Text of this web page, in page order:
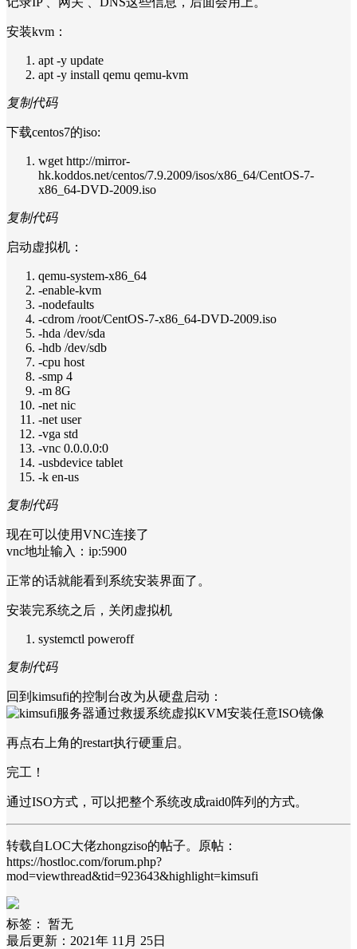
安装kvm：
apt -y update
apt -y install qemu qemu-kvm
复制代码
下载centos7的iso:
wget http://mirror-
hk.koddos.net/centos/7.9.2009/isos/x86_64/CentOS-7-
x86_64-DVD-2009.iso
复制代码
启动虚拟机：
qemu-system-x86_64
-enable-kvm
-nodefaults
-cdrom /root/CentOS-7-x86_64-DVD-2009.iso
-hda /dev/sda
-hdb /dev/sdb
-cpu host
-smp 4
-m 8G
-net nic
-net user
-vga std
-vnc 0.0.0.0:0
-usbdevice tablet
-k en-us
复制代码
现在可以使用VNC连接了
vnc地址输入：ip:5900
正常的话就能看到系统安装界面了。
安装完系统之后，关闭虚拟机
systemctl poweroff
复制代码
回到kimsufi的控制台改为从硬盘启动：
再点右上角的restart执行硬重启。
完工！
通过ISO方式，可以把整个系统改成raid0阵列的方式。
转载自LOC大佬zhongziso的帖子。原帖：
https://hostloc.com/forum.php?
mod=viewthread&tid=923643&highlight=kimsufi
标签：
暂无
最后更新：2021年 11月 25日